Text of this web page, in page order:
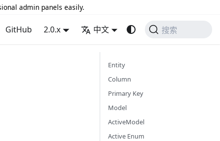
admin panels easily.
GitHub 2.0.x 中文 搜索
Entity
Column
Primary Key
Model
ActiveModel
Active Enum